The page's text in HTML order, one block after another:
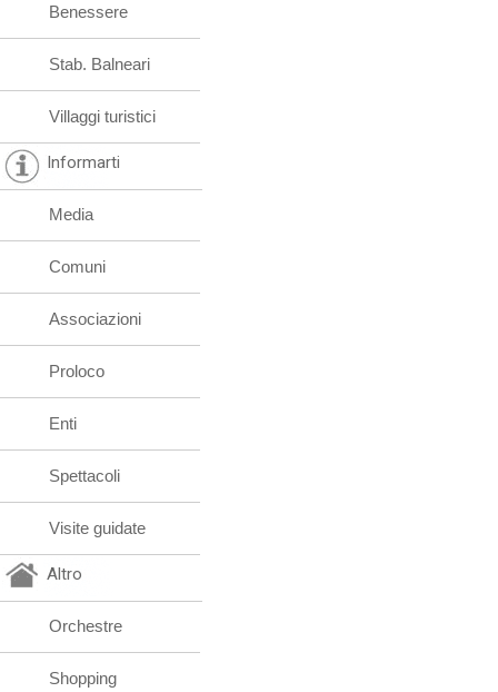
Benessere
Stab. Balneari
Villaggi turistici
Informarti
Media
Comuni
Associazioni
Proloco
Enti
Spettacoli
Visite guidate
Altro
Orchestre
Shopping